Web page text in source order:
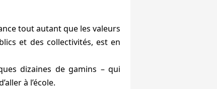
tout autant que les valeurs
et des collectivités, est en
dizaines de gamins – qui
à l’école.